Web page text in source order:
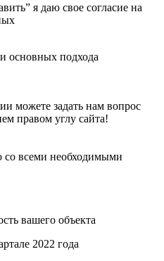
я даю свое согласие на
основных подхода
можете задать нам вопрос
правом углу сайта!
со всеми необходимыми
вашего объекта
2022 года